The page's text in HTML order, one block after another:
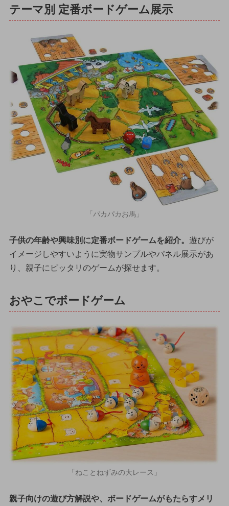
テーマ別 定番ボードゲーム展示
「パカパカお馬」
子供の年齢や興味別に定番ボードゲームを紹介。 遊びが
イメージしやすいように実物サンプルやパネル展示があ
り、親子にピッタリのゲームが探せます。
おやこでボードゲーム
「ねことねずみの大レース」
親子向けの遊び方解説や、ボードゲームがもたらすメリ